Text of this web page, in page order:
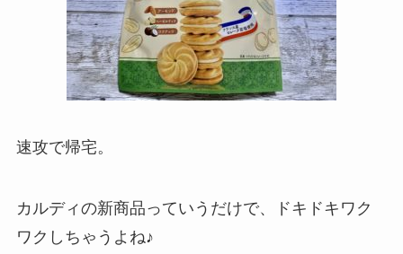
速攻で帰宅。
カルディの新商品っていうだけで、ドキドキワク
ワクしちゃうよね♪